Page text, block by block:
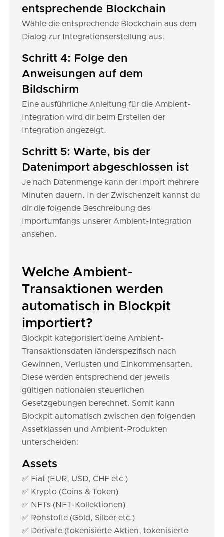
entsprechende Blockchain
Wähle die entsprechende Blockchain aus dem
Dialog zur Integrationserstellung aus.
Schritt 4: Folge den
Anweisungen auf dem
Bildschirm
Eine ausführliche Anleitung für die Ambient-
Integration wird dir beim Erstellen der
Integration angezeigt.
Schritt 5: Warte, bis der
Datenimport abgeschlossen ist
Je nach Datenmenge kann der Import mehrere
Minuten dauern. In der Zwischenzeit kannst du
dir die folgende Beschreibung des
Importumfangs unserer Ambient-Integration
ansehen.
Welche Ambient-
Transaktionen werden
automatisch in Blockpit
importiert?
Blockpit kategorisiert deine Ambient-
Transaktionsdaten länderspezifisch nach
Gewinnen, Verlusten und Einkommensarten.
Diese werden entsprechend der jeweils
gültigen nationalen steuerlichen
Gesetzgebungen berechnet. Somit kann
Blockpit automatisch zwischen den folgenden
Assetklassen und Ambient-Produkten
unterscheiden:
Assets
✅ Fiat (EUR, USD, CHF etc.)
✅ Krypto (Coins & Token)
✅ NFTs (NFT-Kollektionen)
✅ Rohstoffe (Gold, Silber etc.)
✅ Derivate (tokenisierte Aktien, tokenisierte